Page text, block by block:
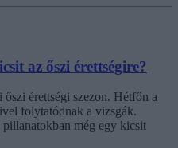
az őszi érettségire?
érettségi szezon. Hétfőn a
folytatódnak a vizsgák.
még egy kicsit